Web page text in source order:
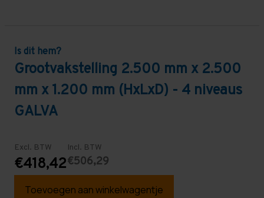
Is dit hem?
Grootvakstelling 2.500 mm x 2.500
mm x 1.200 mm (HxLxD) - 4 niveaus
GALVA
Excl. BTW
€418,42
Incl. BTW
€506,29
Toevoegen aan winkelwagentje